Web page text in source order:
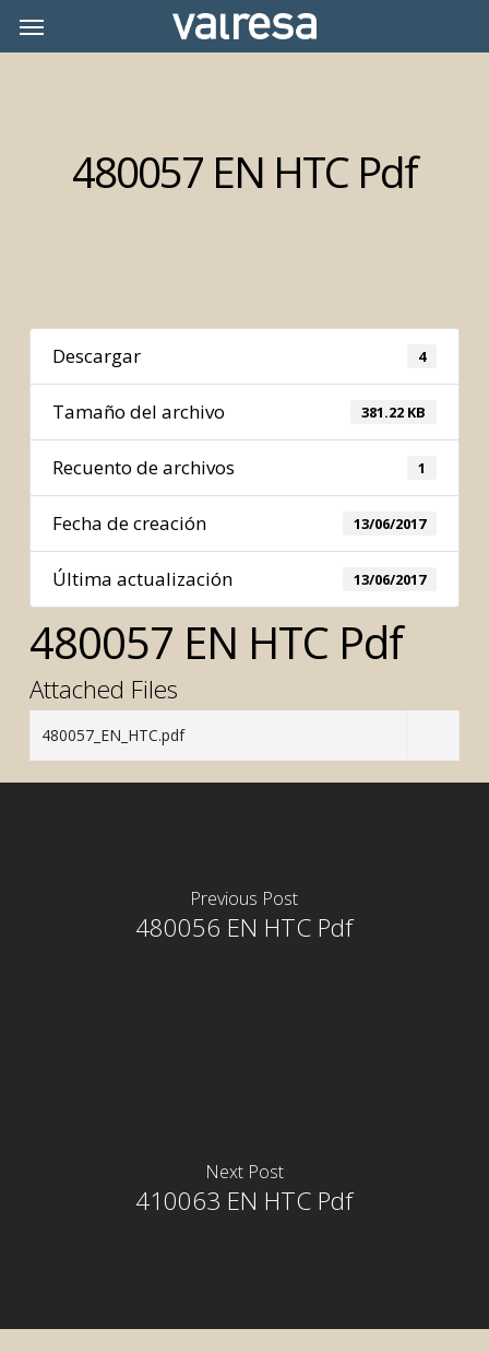
Menu
480057 EN HTC Pdf
Descargar 4
Tamaño del archivo 381.22 KB
Recuento de archivos 1
Fecha de creación 13/06/2017
Última actualización 13/06/2017
480057 EN HTC Pdf
Attached Files
480057_EN_HTC.pdf
Previous Post
480056 EN HTC Pdf
Next Post
410063 EN HTC Pdf